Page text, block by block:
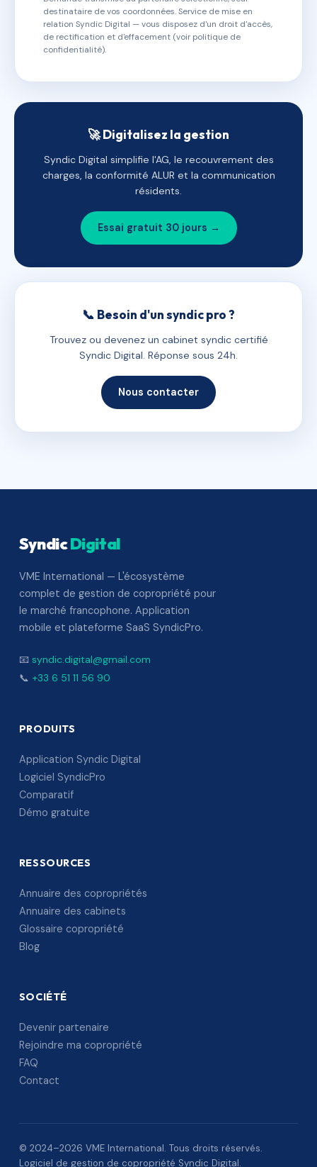
destinataire de vos coordonnées. Service de mise en
relation Syndic Digital — vous disposez d'un droit d'accès,
de rectification et d'effacement (voir politique de
confidentialité).
🚀 Digitalisez la gestion
Syndic Digital simplifie l'AG, le recouvrement des
charges, la conformité ALUR et la communication
résidents.
Essai gratuit 30 jours →
📞 Besoin d'un syndic pro ?
Trouvez ou devenez un cabinet syndic certifié
Syndic Digital. Réponse sous 24h.
Nous contacter
SyndicDigital
VME International — L'écosystème
complet de gestion de copropriété pour
le marché francophone. Application
mobile et plateforme SaaS SyndicPro.
📧 syndic.digital@gmail.com
📞 +33 6 51 11 56 90
PRODUITS
Application Syndic Digital
Logiciel SyndicPro
Comparatif
Démo gratuite
RESSOURCES
Annuaire des copropriétés
Annuaire des cabinets
Glossaire copropriété
Blog
SOCIÉTÉ
Devenir partenaire
Rejoindre ma copropriété
FAQ
Contact
© 2024–2026 VME International. Tous droits réservés.
Logiciel de gestion de copropriété Syndic Digital.